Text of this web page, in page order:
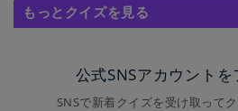
もっとクイズを見る
公式SNSアカウント
SNSで新着クイズを受け取って